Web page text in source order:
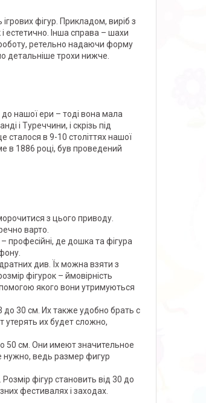
фігур. Прикладом, виріб з
естетично. Інша справа – шахи
роботу, ретельно надаючи форму
детальніше трохи нижче.
до нашої ери – тоді вона мала
і Туреччини, і скрізь під
в 9-10 століттях нашої
в 1886 році, був проведений
з цього приводу.
варто.
професійні, де дошка та фігура
див. Їх можна взяти з
фігурок – ймовірність
якого вони утримуються
30 см. Их также удобно брать с
утерять их будет сложно,
50 см. Они имеют значительное
нужно, ведь размер фигур
фігур становить від 30 до
фестивалях і заходах.